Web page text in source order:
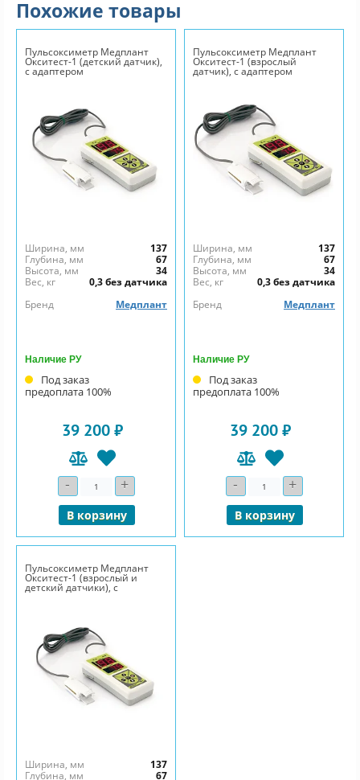
Похожие товары
Пульсоксиметр Медплант
Окситест-1 (детский датчик),
с адаптером
Ширина, мм
137
Глубина, мм
67
Высота, мм
34
Вес, кг
0,3 без датчика
Бренд
Медплант
Наличие РУ
Под заказ
предоплата 100%
39 200 ₽
- Количество+
В корзину
Пульсоксиметр Медплант
Окситест-1 (взрослый
датчик), с адаптером
Ширина, мм
137
Глубина, мм
67
Высота, мм
34
Вес, кг
0,3 без датчика
Бренд
Медплант
Наличие РУ
Под заказ
предоплата 100%
39 200 ₽
- Количество+
В корзину
Пульсоксиметр Медплант
Окситест-1 (взрослый и
детский датчики), с
адаптером
Ширина, мм
137
Глубина, мм
67